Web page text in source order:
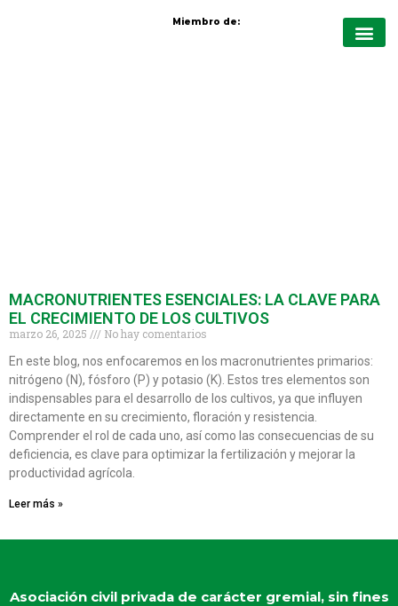
Miembro de:
MACRONUTRIENTES ESENCIALES: LA CLAVE PARA
EL CRECIMIENTO DE LOS CULTIVOS
marzo 26, 2025
No hay comentarios
En este blog, nos enfocaremos en los macronutrientes primarios:
nitrógeno (N), fósforo (P) y potasio (K). Estos tres elementos son
indispensables para el desarrollo de los cultivos, ya que influyen
directamente en su crecimiento, floración y resistencia.
Comprender el rol de cada uno, así como las consecuencias de su
deficiencia, es clave para optimizar la fertilización y mejorar la
productividad agrícola.
Leer más »
Asociación civil privada de carácter gremial, sin fines